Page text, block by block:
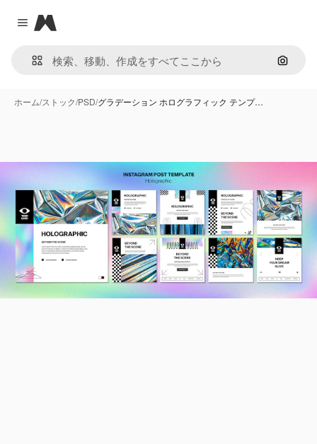
Close menu
Magnific
画像で
ホーム/ストック/PSD/グラデーション ホログラフィック テンプ…